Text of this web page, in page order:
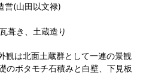
営(山田以文禄)
葺き、土蔵造り
は北面土蔵群として一連の景観
のボタモチ石積みと白壁、下見板